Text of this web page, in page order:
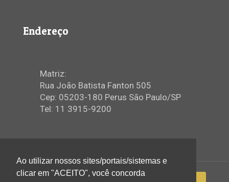
Endereço
Matriz:
Rua João Batista Fanton 505
Cep: 05203-180 Perus São Paulo/SP
Tel: 11 3915-9200
Ao utilizar nossos sites/portais/sistemas e
clicar em "ACEITO", você concorda